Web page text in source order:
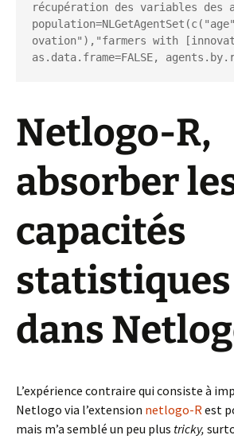
récupération des variables des
ovation"),"farmers with
Netlogo-R,
absorber
capacités
statistiques
dans
L’expérience contraire qui consiste à
Netlogo via l’extension netlogo-Rest
mais m’a semblé un peu plus tricky,